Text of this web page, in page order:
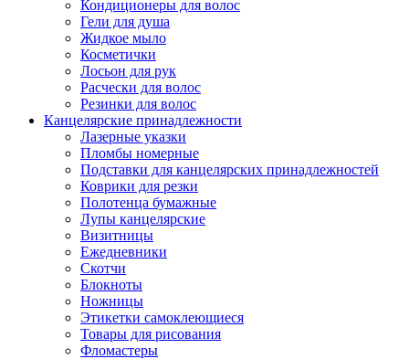
Кондиционеры для волос
Гели для душа
Жидкое мыло
Косметички
Лосьон для рук
Расчески для волос
Резинки для волос
Канцелярские принадлежности
Лазерные указки
Пломбы номерные
Подставки для канцелярских принадлежностей
Коврики для резки
Полотенца бумажные
Лупы канцелярские
Визитницы
Ежедневники
Скотчи
Блокноты
Ножницы
Этикетки самоклеющиеся
Товары для рисования
Фломастеры